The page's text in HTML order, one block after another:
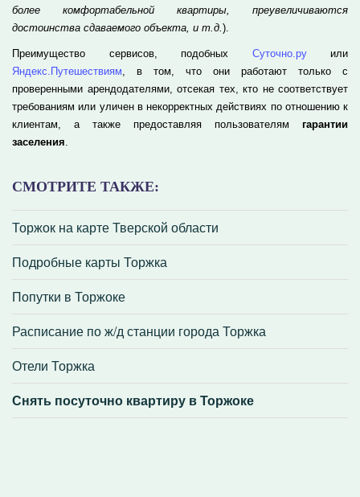
СМОТРИТЕ ТАКЖЕ:
Торжок на карте Тверской области
Подробные карты Торжка
Попутки в Торжоке
Расписание по ж/д станции города Торжка
Отели Торжка
Снять посуточно квартиру в Торжоке
более комфортабельной квартиры, преувеличиваются
достоинства сдаваемого объекта, и т.д.).
Преимущество сервисов, подобных Суточно.руили
Яндекс.Путешествиям, в том, что они работают только с
проверенными арендодателями, отсекая тех, кто не соответствует
требованиям или уличен в некорректных действиях по отношению к
клиентам, а также предоставляя пользователям гарантии
заселения.